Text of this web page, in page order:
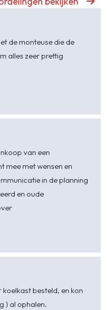
de monteuse die de
alles zeer prettig
van een
mee met wensen en
in de planning
en oude
besteld, en kon
) al ophalen.